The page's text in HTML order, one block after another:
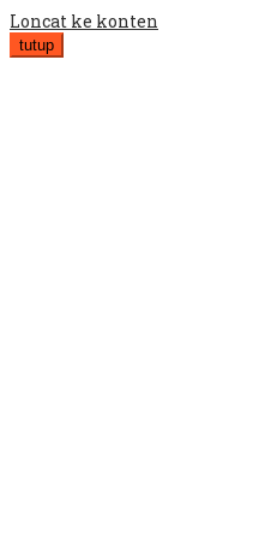
Loncat ke konten
tutup